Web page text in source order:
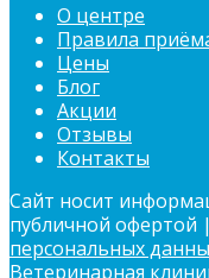
О центре
Правила
Цены
Блог
Акции
Отзывы
Контакты
Сайт носит
публичной офертой |
персональных
Ветеринарная